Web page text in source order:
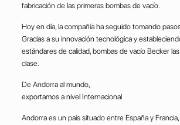
fabricación de las primeras bombas de vacío.
Hoy en día, la compañía ha seguido tomando
Gracias a su innovación tecnológica y
estándares de calidad, bombas de vacío Becker
clase.
De Andorra al mundo,
exportamos a nivel Internacional
Andorra es un país situado entre España y